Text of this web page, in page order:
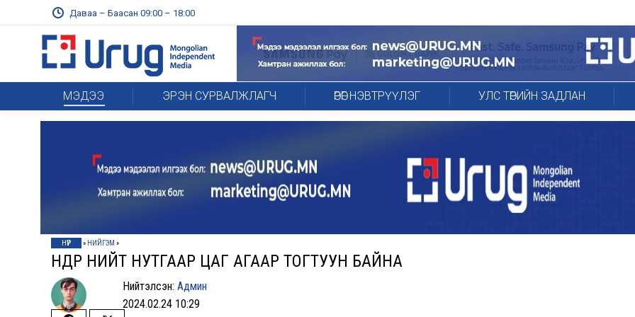
Даваа – Баасан 09:00 – 18:00
МЭДЭЭ ЭРЭН СУРВАЛЖЛАГЧ ӨРӨГ НЭВТРҮҮЛЭГ УЛС ТӨРИЙН ЗАДЛАН
НҮҮР » НИЙГЭМ »
ӨНӨӨДӨР НИЙТ НУТГААР ЦАГ АГААР ТОГТУУН БАЙНА
Нийтэлсэн:Админ
2024.02.24 10:29